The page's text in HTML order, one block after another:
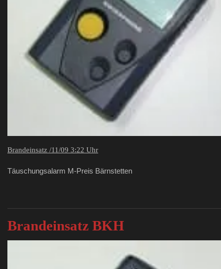
Brandeinsatz /11/09 3:22 Uhr
Täuschungsalarm M-Preis Bärnstetten
Brandeinsatz BKH